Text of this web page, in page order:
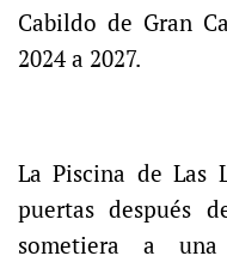
Cabildo de Gran
2024 a 2027.
La Piscina de Las
puertas después
sometiera a